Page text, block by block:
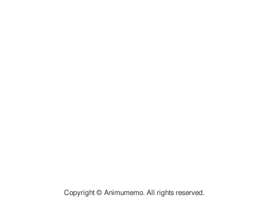
Copyright © Animumemo. All rights reserved.